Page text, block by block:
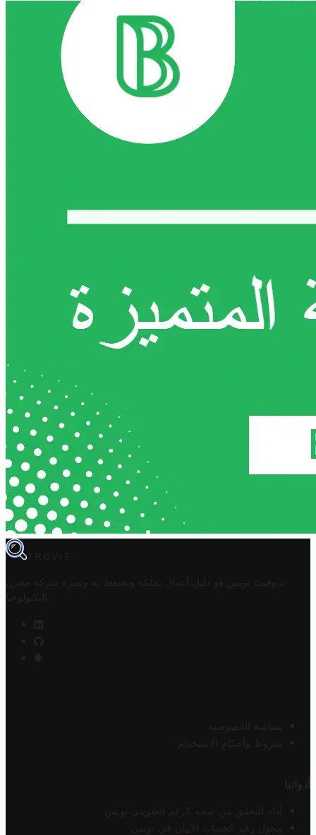
TROVIT
تروفيت تونس هو دليل أعمال تملكه وتحتفظ به وتديره
شركة مخزن
التكنولوجيا
سياسة الخصوصية
شروط وأحكام الاستخدام
أدواتنا
أداة التحقق من صحة الرقم الضريبي تونس
محول رقم الحساب الآيبان في تونس